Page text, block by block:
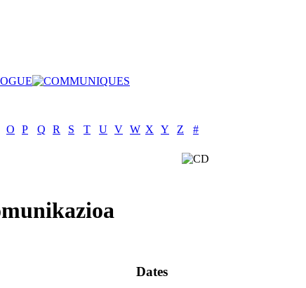
O P Q R S T U V W X Y Z #
Dates